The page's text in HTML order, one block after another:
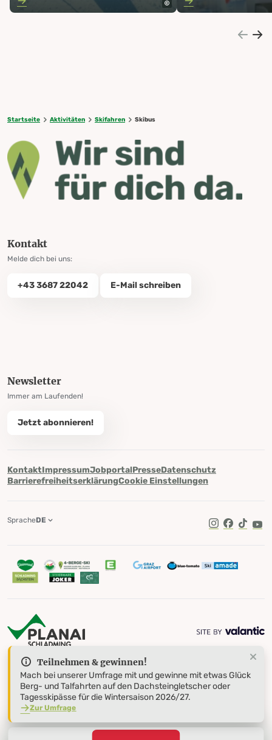
Teilnehmen & gewinnen!
Mach bei unserer Umfrage mit und gewinne mit etwas Glück
Berg- und Talfahrten auf den Dachsteingletscher oder
Tagesskipässe für die Wintersaison 2026/27.
Zur Umfrage
Startseite Aktivitäten Skifahren Skibus
Kontakt
Melde dich bei uns:
+43 3687 22042 E-Mail schreiben
Newsletter
Immer am Laufenden!
Jetzt abonnieren!
KontaktImpressumJobportalPresseDatenschutz
BarrierefreiheitserklärungCookie Einstellungen
TikTok
SpracheDE